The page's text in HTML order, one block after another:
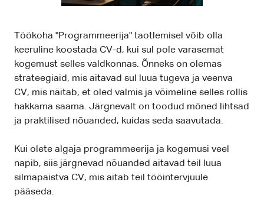
Töökoha "Programmeerija" taotlemisel võib olla
keeruline koostada CV-d, kui sul pole varasemat
kogemust selles valdkonnas. Õnneks on olemas
strateegiaid, mis aitavad sul luua tugeva ja veenva
CV, mis näitab, et oled valmis ja võimeline selles rollis
hakkama saama. Järgnevalt on toodud mõned lihtsad
ja praktilised nõuanded, kuidas seda saavutada.
Kui olete algaja programmeerija ja kogemusi veel
napib, siis järgnevad nõuanded aitavad teil luua
silmapaistva CV, mis aitab teil tööintervjuule
pääseda.